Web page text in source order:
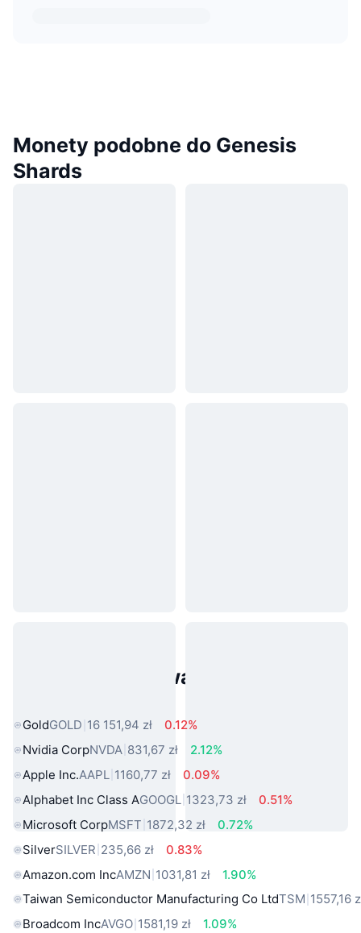
Monety podobne do Genesis
Shards
Popularne aktywa ze świata
GoldGOLD 16 151,94 zł
0.12%
Nvidia CorpNVDA 831,67 zł
2.12%
Apple Inc.AAPL 1160,77 zł
0.09%
Alphabet Inc Class AGOOGL 1323,73 zł
0.51%
Microsoft CorpMSFT 1872,32 zł
0.72%
SilverSILVER 235,66 zł
0.83%
Amazon.com IncAMZN 1031,81 zł
1.90%
Taiwan Semiconductor Manufacturing Co LtdTSM 1557,16
Broadcom IncAVGO 1581,19 zł
1.09%